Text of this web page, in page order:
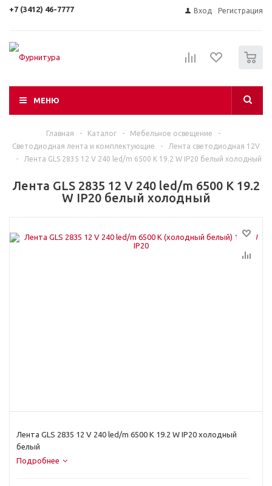
+7 (3412) 46-7777 Вход Регистрация
МЕНЮ
Главная - Каталог - Мебельное освещение
-
Светодиодная лента и комплектующие
-
Лента светодиодная 12V
-
Лента GLS 2835 12 V 240 led/m 6500 К 19.2 W IP20 белый холодный
Лента GLS 2835 12 V 240 led/m 6500 К 19.2
W IP20 белый холодный
Лента GLS 2835 12 V 240 led/m 6500 К 19.2 W IP20 холодный
белый
Подробнее